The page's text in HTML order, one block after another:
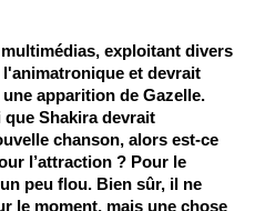
exploitant divers
et devrait
apparition de Gazelle.
que Shakira devrait
chanson, alors est-ce
l’attraction ? Pour le
peu flou. Bien sûr, il ne
le moment, mais une chose